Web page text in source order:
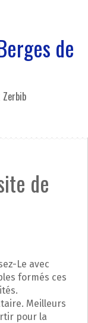
de
Zerbib
de
Le avec
formés ces
Meilleurs
pour la